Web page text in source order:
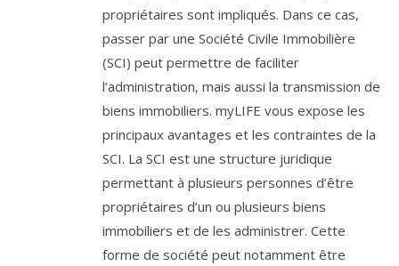
propriétaires sont impliqués. Dans ce cas,
passer par une Société Civile Immobilière
(SCI) peut permettre de faciliter
l’administration, mais aussi la transmission de
biens immobiliers. myLIFE vous expose les
principaux avantages et les contraintes de la
SCI. La SCI est une structure juridique
permettant à plusieurs personnes d’être
propriétaires d’un ou plusieurs biens
immobiliers et de les administrer. Cette
forme de société peut notamment être